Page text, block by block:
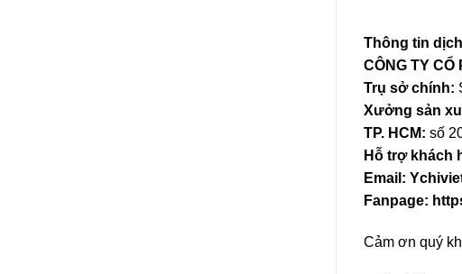
Thông tin
CÔNG TY CỔ
Trụ sở chính:
Xưởng sản
TP. HCM: số
Hỗ trợ khách
Email:
Fanpage:
Cảm ơn quý